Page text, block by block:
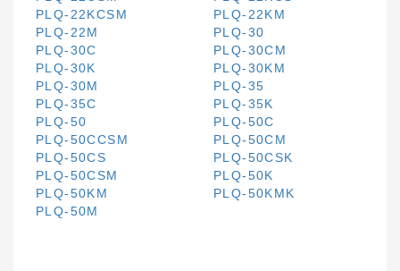
PLQ-22KCSM
PLQ-22KM
PLQ-22M
PLQ-30
PLQ-30C
PLQ-30CM
PLQ-30K
PLQ-30KM
PLQ-30M
PLQ-35
PLQ-35C
PLQ-35K
PLQ-50
PLQ-50C
PLQ-50CCSM
PLQ-50CM
PLQ-50CS
PLQ-50CSK
PLQ-50CSM
PLQ-50K
PLQ-50KM
PLQ-50KMK
PLQ-50M